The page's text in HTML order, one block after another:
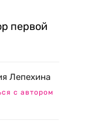
первой
Лепехина
с автором